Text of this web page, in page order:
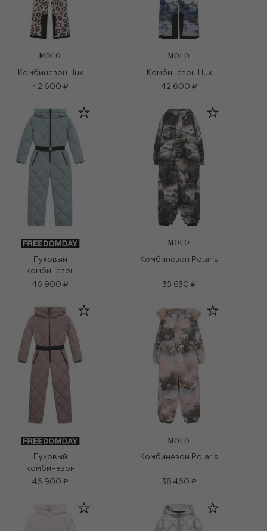
MOLO
Комбинезон Hux
42 600 ₽
MOLO
Комбинезон Hux
42 600 ₽
Пуховый
комбинезон
46 900 ₽
MOLO
Комбинезон Polaris
35 630 ₽
Пуховый
комбинезон
46 900 ₽
MOLO
Комбинезон Polaris
38 460 ₽